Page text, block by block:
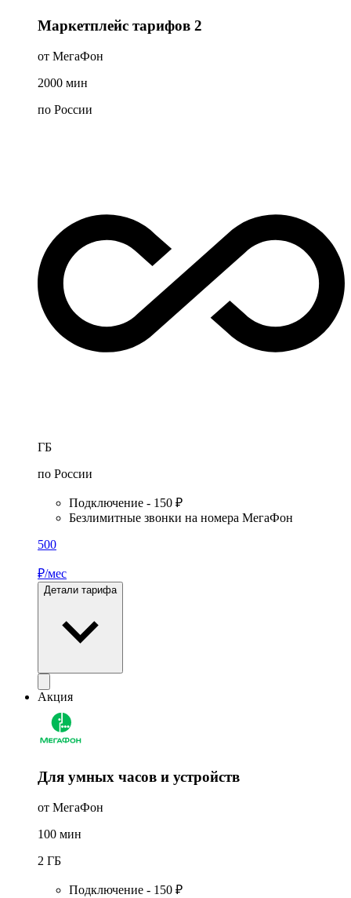
Маркетплейс тарифов 2
от МегаФон
2000 мин
по России
ГБ
по России
Подключение - 150 ₽
Безлимитные звонки на номера МегаФон
500
₽/мес
Детали тарифа
Акция
Для умных часов и устройств
от МегаФон
100 мин
2 ГБ
Подключение - 150 ₽